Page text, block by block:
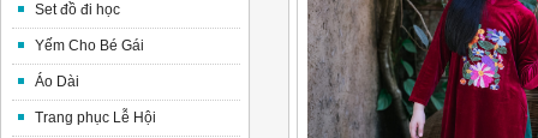
Set đồ đi học
Yếm Cho Bé Gái
Áo Dài
Trang phục Lễ Hội